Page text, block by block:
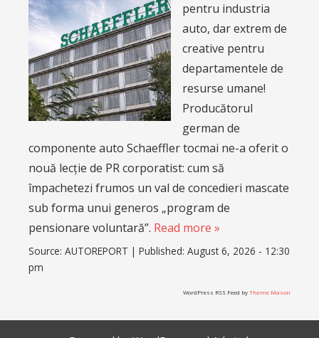
pentru industria
auto, dar extrem de
creative pentru
departamentele de
resurse umane!
Producătorul
german de
componente auto Schaeffler tocmai ne-a oferit o
nouă lecție de PR corporatist: cum să
împachetezi frumos un val de concedieri mascate
sub forma unui generos „program de
pensionare voluntară”. Read more »
Source: AUTOREPORT | Published: August 6, 2026 - 12:30
pm
WordPress RSS Feed byTheme Mason